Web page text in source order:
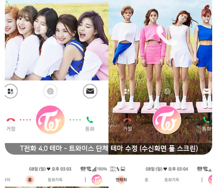
T전화 4.0 테마 - 트와이스 단체 테마 수정 (수신화면 풀 스크린)